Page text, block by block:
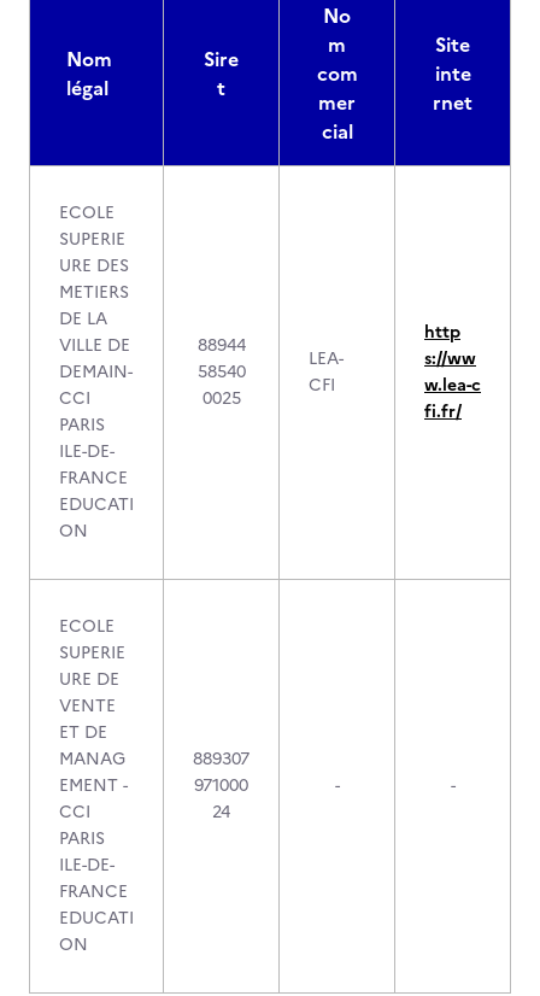
Nom
légal
Sire
t
No
m
com
mer
cial
Site
inte
rnet
ECOLE
SUPERIE
URE DES
METIERS
DE LA
VILLE DE
DEMAIN-
CCI
PARIS
ILE-DE-
FRANCE
EDUCATI
ON
88944
58540
0025
LEA-
CFI
http
s://ww
w.lea-c
fi.fr/
ECOLE
SUPERIE
URE DE
VENTE
ET DE
MANAG
EMENT -
CCI
PARIS
ILE-DE-
FRANCE
EDUCATI
ON
889307
971000
24
- -